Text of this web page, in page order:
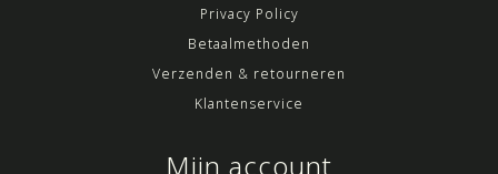
Privacy Policy
Betaalmethoden
Verzenden & retourneren
Klantenservice
Mijn account